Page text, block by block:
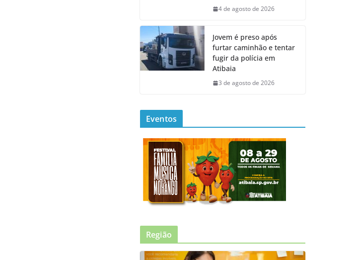
4 de agosto de 2026
Jovem é preso após
furtar caminhão e tentar
fugir da polícia em
Atibaia
3 de agosto de 2026
Eventos
Região